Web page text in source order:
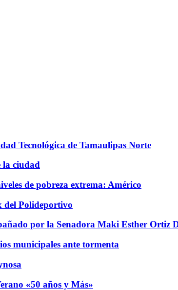
Tecnológica de Tamaulipas Norte
la ciudad
de pobreza extrema: Américo
del Polideportivo
por la Senadora Maki Esther Ortiz
municipales ante tormenta
«50 años y Más»